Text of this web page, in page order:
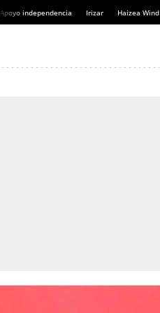
Apoyo independencia Irizar Haizea Wind